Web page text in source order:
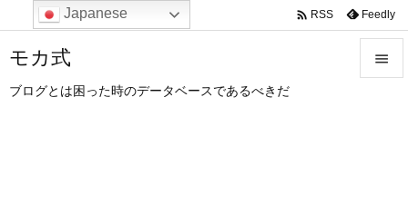
モカ式
ブログとは困った時のデータベースであるべきだ

 RSS Feedly
Japanese